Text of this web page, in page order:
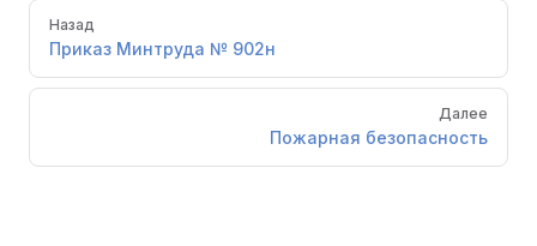
Pager
Назад
Приказ Минтруда № 902н
Далее
Пожарная безопасность